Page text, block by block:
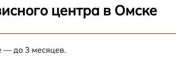
центра в Омске
— до 3 месяцев.